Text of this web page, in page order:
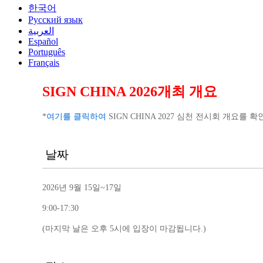
한국어
Русский язык
العربية
Español
Português
Français
SIGN CHINA 2026개최 개요
*여기를 클릭하여 SIGN CHINA 2027 심천 전시회 개요를 확
날짜
2026년 9월 15일~17일
9:00-17:30
(마지막 날은 오후 5시에 입장이 마감됩니다.)